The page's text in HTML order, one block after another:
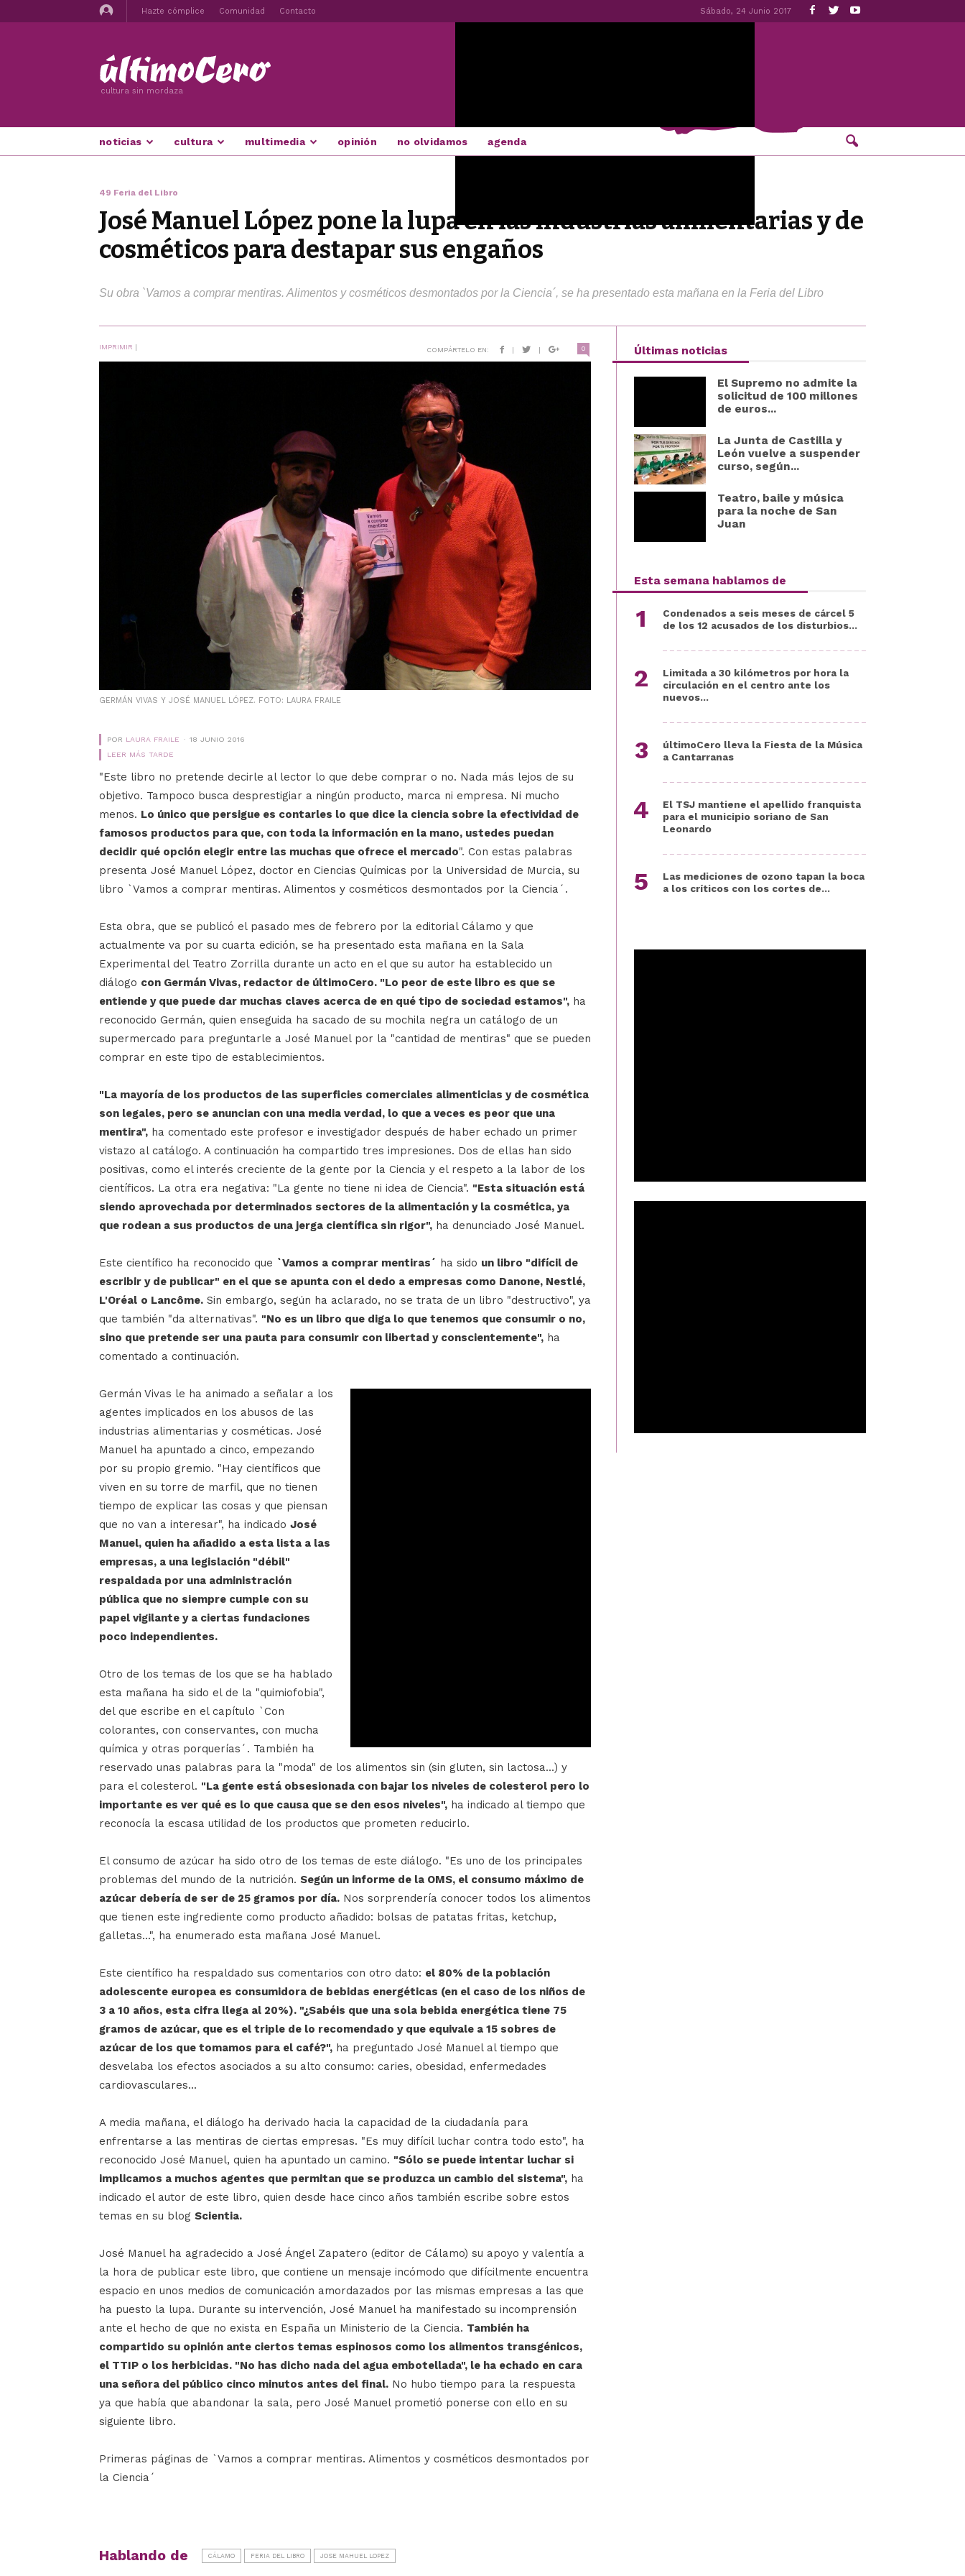
Hazte cómplice Comunidad Contacto Sábado, 24 Junio 2017
cultura sin mordaza
noticias cultura multimedia opinión no olvidamos agenda
49 Feria del Libro
José Manuel López pone la lupa en las industrias alimentarias y de
cosméticos para destapar sus engaños
Su obra `Vamos a comprar mentiras. Alimentos y cosméticos desmontados por la Ciencia´, se ha presentado esta mañana en la Feria del Libro
IMPRIMIR | COMPÁRTELO EN: | | 0
GERMÁN VIVAS Y JOSÉ MANUEL LÓPEZ. FOTO: LAURA FRAILE
POR LAURA FRAILE
18 JUNIO 2016
LEER MÁS TARDE
"Este libro no pretende decirle al lector lo que debe comprar o no. Nada más lejos de su
objetivo. Tampoco busca desprestigiar a ningún producto, marca ni empresa. Ni mucho
menos. Lo único que persigue es contarles lo que dice la ciencia sobre la efectividad de
famosos productos para que, con toda la información en la mano, ustedes puedan
decidir qué opción elegir entre las muchas que ofrece el mercado". Con estas palabras
presenta José Manuel López, doctor en Ciencias Químicas por la Universidad de Murcia, su
libro `Vamos a comprar mentiras. Alimentos y cosméticos desmontados por la Ciencia´.
Esta obra, que se publicó el pasado mes de febrero por la editorial Cálamo y que
actualmente va por su cuarta edición, se ha presentado esta mañana en la Sala
Experimental del Teatro Zorrilla durante un acto en el que su autor ha establecido un
diálogo con Germán Vivas, redactor de últimoCero. "Lo peor de este libro es que se
entiende y que puede dar muchas claves acerca de en qué tipo de sociedad estamos", ha
reconocido Germán, quien enseguida ha sacado de su mochila negra un catálogo de un
supermercado para preguntarle a José Manuel por la "cantidad de mentiras" que se pueden
comprar en este tipo de establecimientos.
"La mayoría de los productos de las superficies comerciales alimenticias y de cosmética
son legales, pero se anuncian con una media verdad, lo que a veces es peor que una
mentira", ha comentado este profesor e investigador después de haber echado un primer
vistazo al catálogo. A continuación ha compartido tres impresiones. Dos de ellas han sido
positivas, como el interés creciente de la gente por la Ciencia y el respeto a la labor de los
científicos. La otra era negativa: "La gente no tiene ni idea de Ciencia". "Esta situación está
siendo aprovechada por determinados sectores de la alimentación y la cosmética, ya
que rodean a sus productos de una jerga científica sin rigor", ha denunciado José Manuel.
Este científico ha reconocido que `Vamos a comprar mentiras´ ha sido un libro "difícil de
escribir y de publicar" en el que se apunta con el dedo a empresas como Danone, Nestlé,
L'Oréal o Lancôme. Sin embargo, según ha aclarado, no se trata de un libro "destructivo", ya
que también "da alternativas". "No es un libro que diga lo que tenemos que consumir o no,
sino que pretende ser una pauta para consumir con libertad y conscientemente", ha
comentado a continuación.
Germán Vivas le ha animado a señalar a los
agentes implicados en los abusos de las
industrias alimentarias y cosméticas. José
Manuel ha apuntado a cinco, empezando
por su propio gremio. "Hay científicos que
viven en su torre de marfil, que no tienen
tiempo de explicar las cosas y que piensan
que no van a interesar", ha indicado José
Manuel, quien ha añadido a esta lista a las
empresas, a una legislación "débil"
respaldada por una administración
pública que no siempre cumple con su
papel vigilante y a ciertas fundaciones
poco independientes.
Otro de los temas de los que se ha hablado
esta mañana ha sido el de la "quimiofobia",
del que escribe en el capítulo `Con
colorantes, con conservantes, con mucha
química y otras porquerías´. También ha
reservado unas palabras para la "moda" de los alimentos sin (sin gluten, sin lactosa...) y
para el colesterol. "La gente está obsesionada con bajar los niveles de colesterol pero lo
importante es ver qué es lo que causa que se den esos niveles", ha indicado al tiempo que
reconocía la escasa utilidad de los productos que prometen reducirlo.
El consumo de azúcar ha sido otro de los temas de este diálogo. "Es uno de los principales
problemas del mundo de la nutrición. Según un informe de la OMS, el consumo máximo de
azúcar debería de ser de 25 gramos por día. Nos sorprendería conocer todos los alimentos
que tienen este ingrediente como producto añadido: bolsas de patatas fritas, ketchup,
galletas...", ha enumerado esta mañana José Manuel.
Este científico ha respaldado sus comentarios con otro dato: el 80% de la población
adolescente europea es consumidora de bebidas energéticas (en el caso de los niños de
3 a 10 años, esta cifra llega al 20%). "¿Sabéis que una sola bebida energética tiene 75
gramos de azúcar, que es el triple de lo recomendado y que equivale a 15 sobres de
azúcar de los que tomamos para el café?", ha preguntado José Manuel al tiempo que
desvelaba los efectos asociados a su alto consumo: caries, obesidad, enfermedades
cardiovasculares...
A media mañana, el diálogo ha derivado hacia la capacidad de la ciudadanía para
enfrentarse a las mentiras de ciertas empresas. "Es muy difícil luchar contra todo esto", ha
reconocido José Manuel, quien ha apuntado un camino. "Sólo se puede intentar luchar si
implicamos a muchos agentes que permitan que se produzca un cambio del sistema", ha
indicado el autor de este libro, quien desde hace cinco años también escribe sobre estos
temas en su blog Scientia.
José Manuel ha agradecido a José Ángel Zapatero (editor de Cálamo) su apoyo y valentía a
la hora de publicar este libro, que contiene un mensaje incómodo que difícilmente encuentra
espacio en unos medios de comunicación amordazados por las mismas empresas a las que
ha puesto la lupa. Durante su intervención, José Manuel ha manifestado su incomprensión
ante el hecho de que no exista en España un Ministerio de la Ciencia. También ha
compartido su opinión ante ciertos temas espinosos como los alimentos transgénicos,
el TTIP o los herbicidas. "No has dicho nada del agua embotellada", le ha echado en cara
una señora del público cinco minutos antes del final. No hubo tiempo para la respuesta
ya que había que abandonar la sala, pero José Manuel prometió ponerse con ello en su
siguiente libro.
Primeras páginas de `Vamos a comprar mentiras. Alimentos y cosméticos desmontados por
la Ciencia´
Hablando de CÁLAMO FERIA DEL LIBRO JOSE MAHUEL LOPEZ
Últimas noticias
El Supremo no admite la
solicitud de 100 millones
de euros...
La Junta de Castilla y
León vuelve a suspender
curso, según...
Teatro, baile y música
para la noche de San
Juan
Esta semana hablamos de
Condenados a seis meses de cárcel 5
de los 12 acusados de los disturbios...
Limitada a 30 kilómetros por hora la
circulación en el centro ante los
nuevos...
últimoCero lleva la Fiesta de la Música
a Cantarranas
El TSJ mantiene el apellido franquista
para el municipio soriano de San
Leonardo
Las mediciones de ozono tapan la boca
a los críticos con los cortes de...